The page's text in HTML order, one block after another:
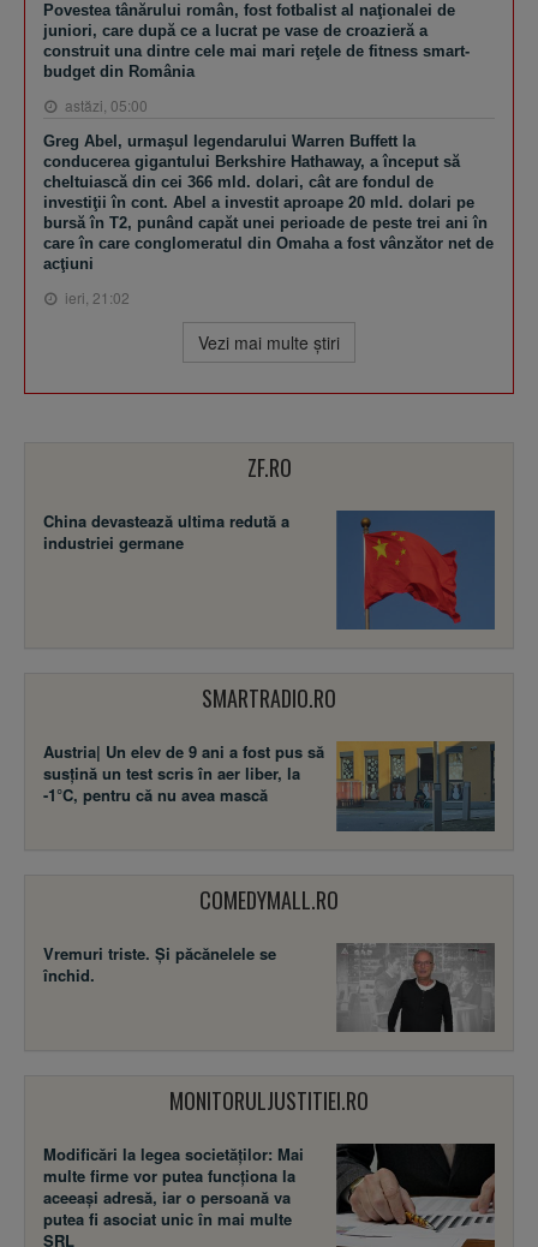
Povestea tânărului român, fost fotbalist al naţionalei de
juniori, care după ce a lucrat pe vase de croazieră a
construit una dintre cele mai mari reţele de fitness smart-
budget din România
astăzi, 05:00
Greg Abel, urmaşul legendarului Warren Buffett la
conducerea gigantului Berkshire Hathaway, a început să
cheltuiască din cei 366 mld. dolari, cât are fondul de
investiţii în cont. Abel a investit aproape 20 mld. dolari pe
bursă în T2, punând capăt unei perioade de peste trei ani în
care în care conglomeratul din Omaha a fost vânzător net de
acţiuni
ieri, 21:02
Vezi mai multe ştiri
ZF.RO
China devastează ultima redută a
industriei germane
SMARTRADIO.RO
Austria| Un elev de 9 ani a fost pus să
susţină un test scris în aer liber, la
-1°C, pentru că nu avea mască
COMEDYMALL.RO
Vremuri triste. Şi păcănelele se
închid.
MONITORULJUSTITIEI.RO
Modificări la legea societăţilor: Mai
multe firme vor putea funcţiona la
aceeaşi adresă, iar o persoană va
putea fi asociat unic în mai multe
SRL